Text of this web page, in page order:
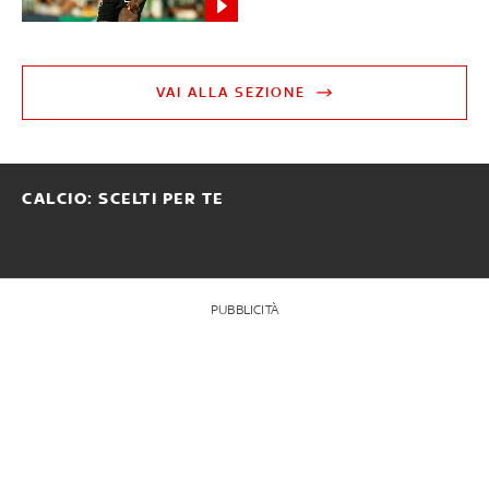
VAI ALLA SEZIONE
CALCIO: SCELTI PER TE
PUBBLICITÀ